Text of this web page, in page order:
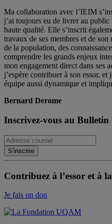
Ma collaboration avec l’IEIM
j’ai toujours eu de livrer au
haute qualité. Elle s’inscrit
travaux de ses membres et de
de la population, des
comprendre les grands enjeux
mon engagement direct dans ses
j’espère contribuer à son essor, et
équipe aussi dynamique et
Bernard Derome
Inscrivez-vous au
Contribuez à l’essor et à
Je fais un don